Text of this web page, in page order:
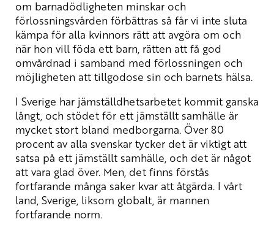
om barnadödligheten minskar och
förlossningsvården förbättras så får vi inte sluta
kämpa för alla kvinnors rätt att avgöra om och
när hon vill föda ett barn, rätten att få god
omvårdnad i samband med förlossningen och
möjligheten att tillgodose sin och barnets hälsa.
I Sverige har jämställdhetsarbetet kommit ganska
långt, och stödet för ett jämställt samhälle är
mycket stort bland medborgarna. Över 80
procent av alla svenskar tycker det är viktigt att
satsa på ett jämställt samhälle, och det är något
att vara glad över. Men, det finns förstås
fortfarande många saker kvar att åtgärda. I vårt
land, Sverige, liksom globalt, är mannen
fortfarande norm.